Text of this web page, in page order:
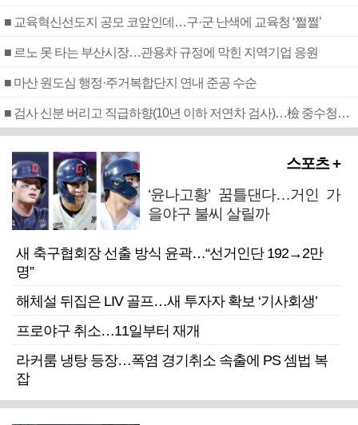
■ 교육혁신선도지 공모 코앞인데…구·군 난색에 교육청 ‘쩔쩔’
■ 르노 못 타는 부산시장…관용차 규정에 막힌 지역기업 응원
■ 마산 원도심 행정·주거복합단지 연내 준공 수순
■ 검사 신분 버리고 직급하향(10년 이하 저연차 검사)…檢 중수청행 기피
스포츠 +
‘윤나고황’ 꿈틀댄다…거인 가
을야구 불씨 살릴까
새 축구협회장 선출 방식 윤곽…“선거인단 192→2만
명”
해체설 뒤집은 LIV 골프…새 투자자 확보 ‘기사회생’
프로야구 취소…11일부터 재개
라커룸 냉탕 등장…폭염 경기취소 속출에 PS 셈법 복
잡